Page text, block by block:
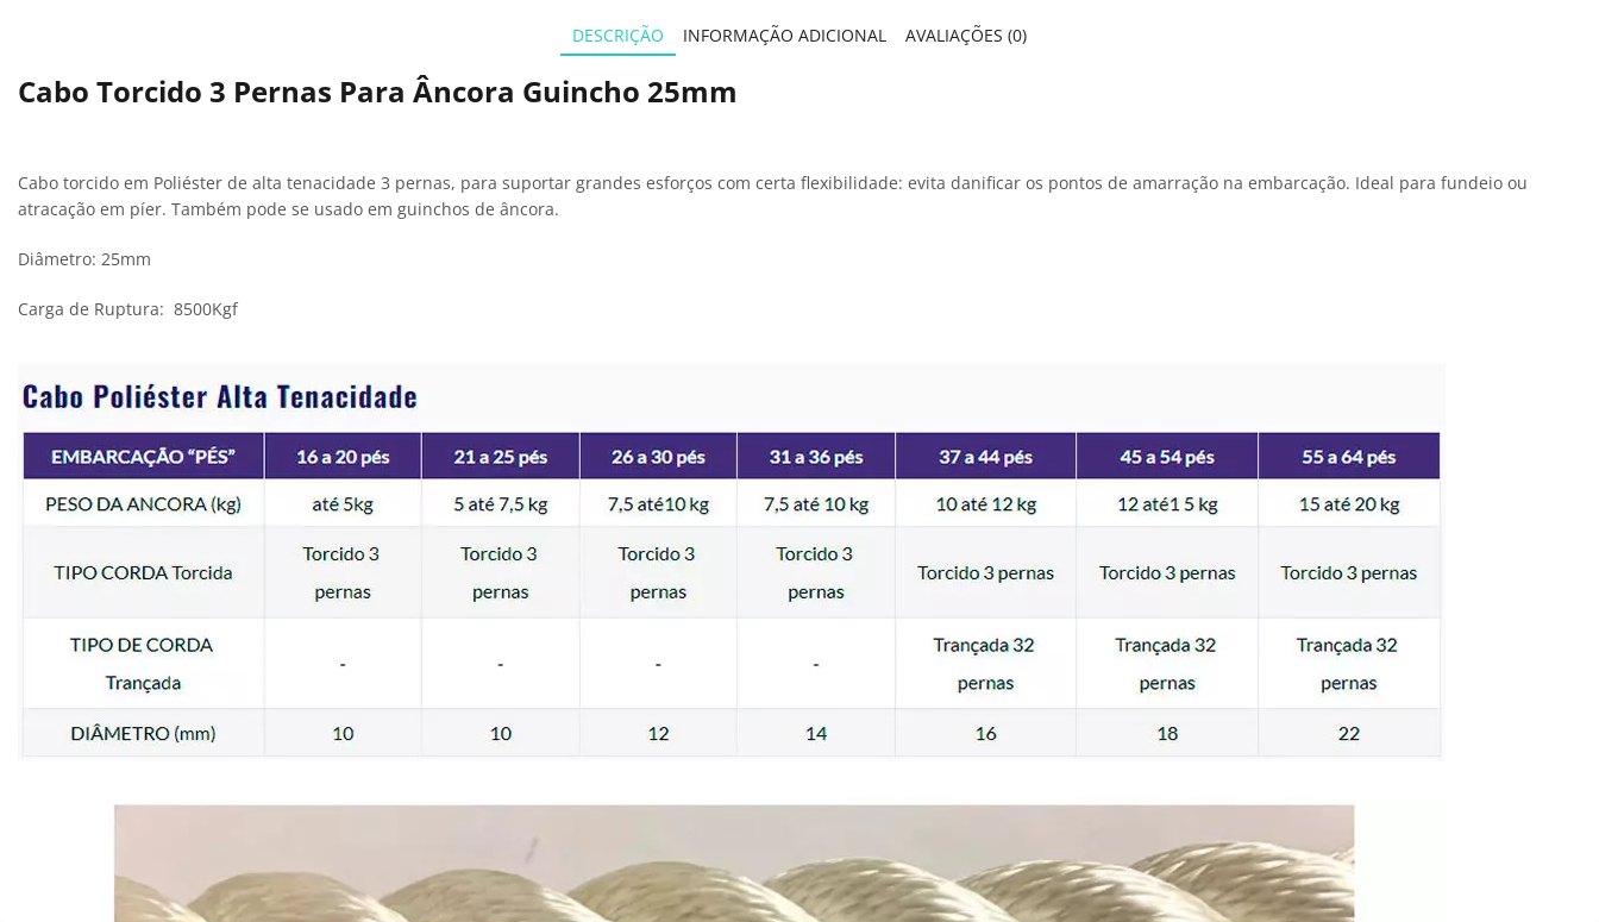
DESCRIÇÃO INFORMAÇÃO ADICIONAL AVALIAÇÕES (0)
Cabo Torcido 3 Pernas Para Âncora Guincho 25mm
Cabo torcido em Poliéster de alta tenacidade 3 pernas, para suportar grandes esforços com certa flexibilidade: evita danificar os pontos de amarração na embarcação. Ideal para fundeio ou
atracação em píer. Também pode se usado em guinchos de âncora.
Diâmetro: 25mm
Carga de Ruptura: 8500Kgf